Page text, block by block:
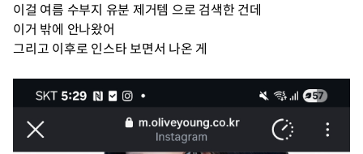
이걸 여름 수부지 유분 제거템 으로 검색한 건데
이거 밖에 안나왔어
그리고 이후로 인스타 보면서 나온 게